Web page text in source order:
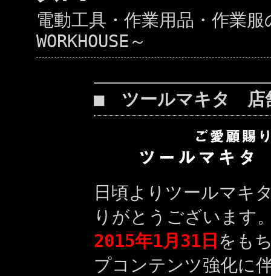
電動工具・作業用品・作
WORKHOUSE～
■ ツールマキタ 店
日頃よりツールマキ
りがとうございます
2015年1月31日 をも
プコンテンツ強化に